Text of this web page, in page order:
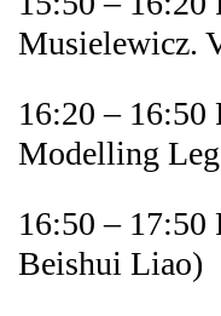
Musielewicz.
16:20 – 16:50
Modelling
16:50 –
Beishui Liao)